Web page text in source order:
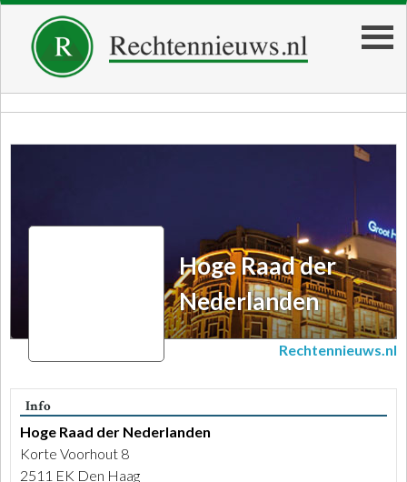
Hoge Raad der Nederlanden
Hoge Raad der
Nederlanden
Rechtennieuws.nl
Info
Hoge Raad der Nederlanden
Korte Voorhout 8
2511 EK Den Haag